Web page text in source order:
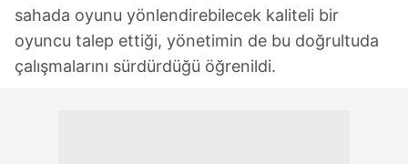
sahada oyunu yönlendirebilecek kaliteli bir
oyuncu talep ettiği, yönetimin de bu doğrultuda
çalışmalarını sürdürdüğü öğrenildi.